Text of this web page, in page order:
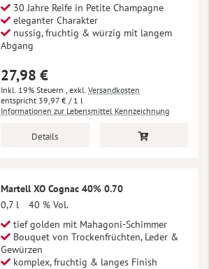
30 Jahre Reife in Petite Champagne
eleganter Charakter
nussig, fruchtig & würzig mit langem
Abgang
27,98 €
Inkl. 19% Steuern exkl. Versandkosten
39,97 € / 1 l
Informationen zur Lebensmittel Kennzeichnung
Details
Martell XO Cognac 40% 0.70
0,7 l
40 % Vol.
tief golden mit Mahagoni-Schimmer
Bouquet von Trockenfrüchten, Leder &
Gewürzen
komplex, fruchtig & langes Finish